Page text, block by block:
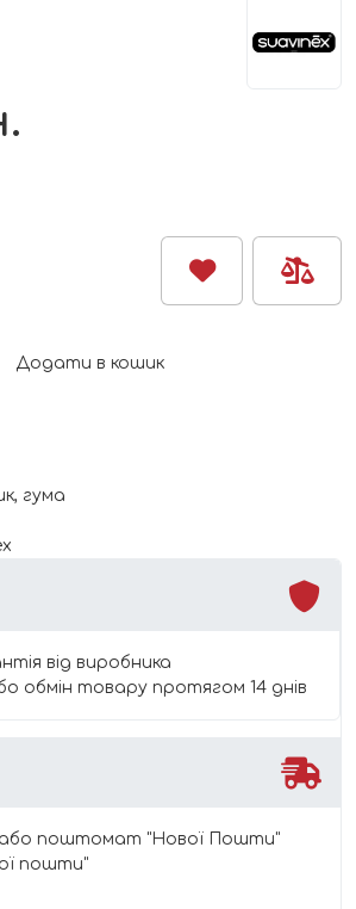
Додати в кошик
гума
від виробника
обмін товару протягом 14 днів
або поштомат "Нової Пошти"
пошти"